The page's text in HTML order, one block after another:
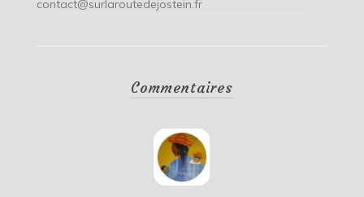
contact@surlaroutedejostein.fr
Commentaires